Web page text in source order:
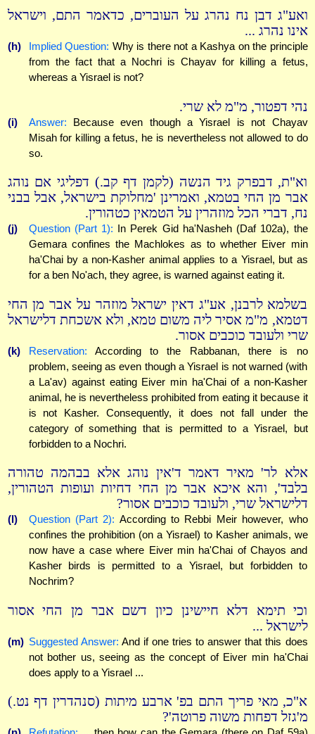
ואע"ג דבן נח נהרג על העוברים, כדאמר התם, וישראל
אינו נהרג ...
(h) Implied Question: Why is there not a Kashya on the principle
from the fact that a Nochri is Chayav for killing a fetus,
whereas a Yisrael is not?
נהי דפטור, מ"מ לא שרי.
(i) Answer: Because even though a Yisrael is not Chayav
Misah for killing a fetus, he is nevertheless not allowed to do
so.
וא"ת, דבפרק גיד הנשה (לקמן דף קב.) דפליגי אם נוהג
אבר מן החי בטמא, ואמרינן 'מחלוקת בישראל, אבל בבני
נח, דברי הכל מוזהרין על הטמאין כטהורין.
(j) Question (Part 1): In Perek Gid ha'Nasheh (Daf 102a), the
Gemara confines the Machlokes as to whether Eiver min
ha'Chai by a non-Kasher animal applies to a Yisrael, but as
for a ben No'ach, they agree, is warned against eating it.
בשלמא לרבנן, אע"ג דאין ישראל מוזהר על אבר מן החי
דטמא, מ"מ אסיר ליה משום טמא, ולא אשכחת דלישראל
שרי ולעובד כוכבים אסור.
(k) Reservation: According to the Rabbanan, there is no
problem, seeing as even though a Yisrael is not warned (with
a La'av) against eating Eiver min ha'Chai of a non-Kasher
animal, he is nevertheless prohibited from eating it because it
is not Kasher. Consequently, it does not fall under the
category of something that is permitted to a Yisrael, but
forbidden to a Nochri.
אלא לר' מאיר דאמר ד'אין נוהג אלא בבהמה טהורה
בלבד', והא איכא אבר מן החי דחיות ועופות הטהורין,
דלישראל שרי, ולעובד כוכבים אסור?
(l) Question (Part 2): According to Rebbi Meir however, who
confines the prohibition (on a Yisrael) to Kasher animals, we
now have a case where Eiver min ha'Chai of Chayos and
Kasher birds is permitted to a Yisrael, but forbidden to
Nochrim?
וכי תימא דלא חיישינן כיון דשם אבר מן החי אסור
לישראל ...
(m) Suggested Answer: And if one tries to answer that this does
not bother us, seeing as the concept of Eiver min ha'Chai
does apply to a Yisrael ...
א"כ, מאי פריך התם בפ' ארבע מיתות (סנהדרין דף נט.)
מ'גזל דפחות משוה פרוטה'?